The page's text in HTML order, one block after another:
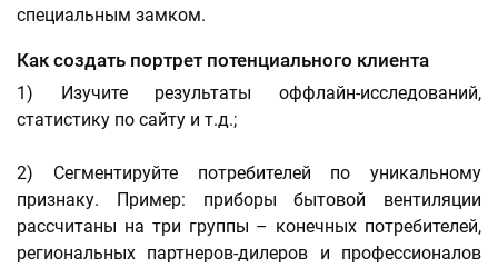
специальным замком.
Как создать портрет потенциального клиента
1) Изучите результаты оффлайн-исследований,
статистику по сайту и т.д.;
2) Сегментируйте потребителей по уникальному
признаку. Пример: приборы бытовой вентиляции
рассчитаны на три группы – конечных потребителей,
региональных партнеров-дилеров и профессионалов